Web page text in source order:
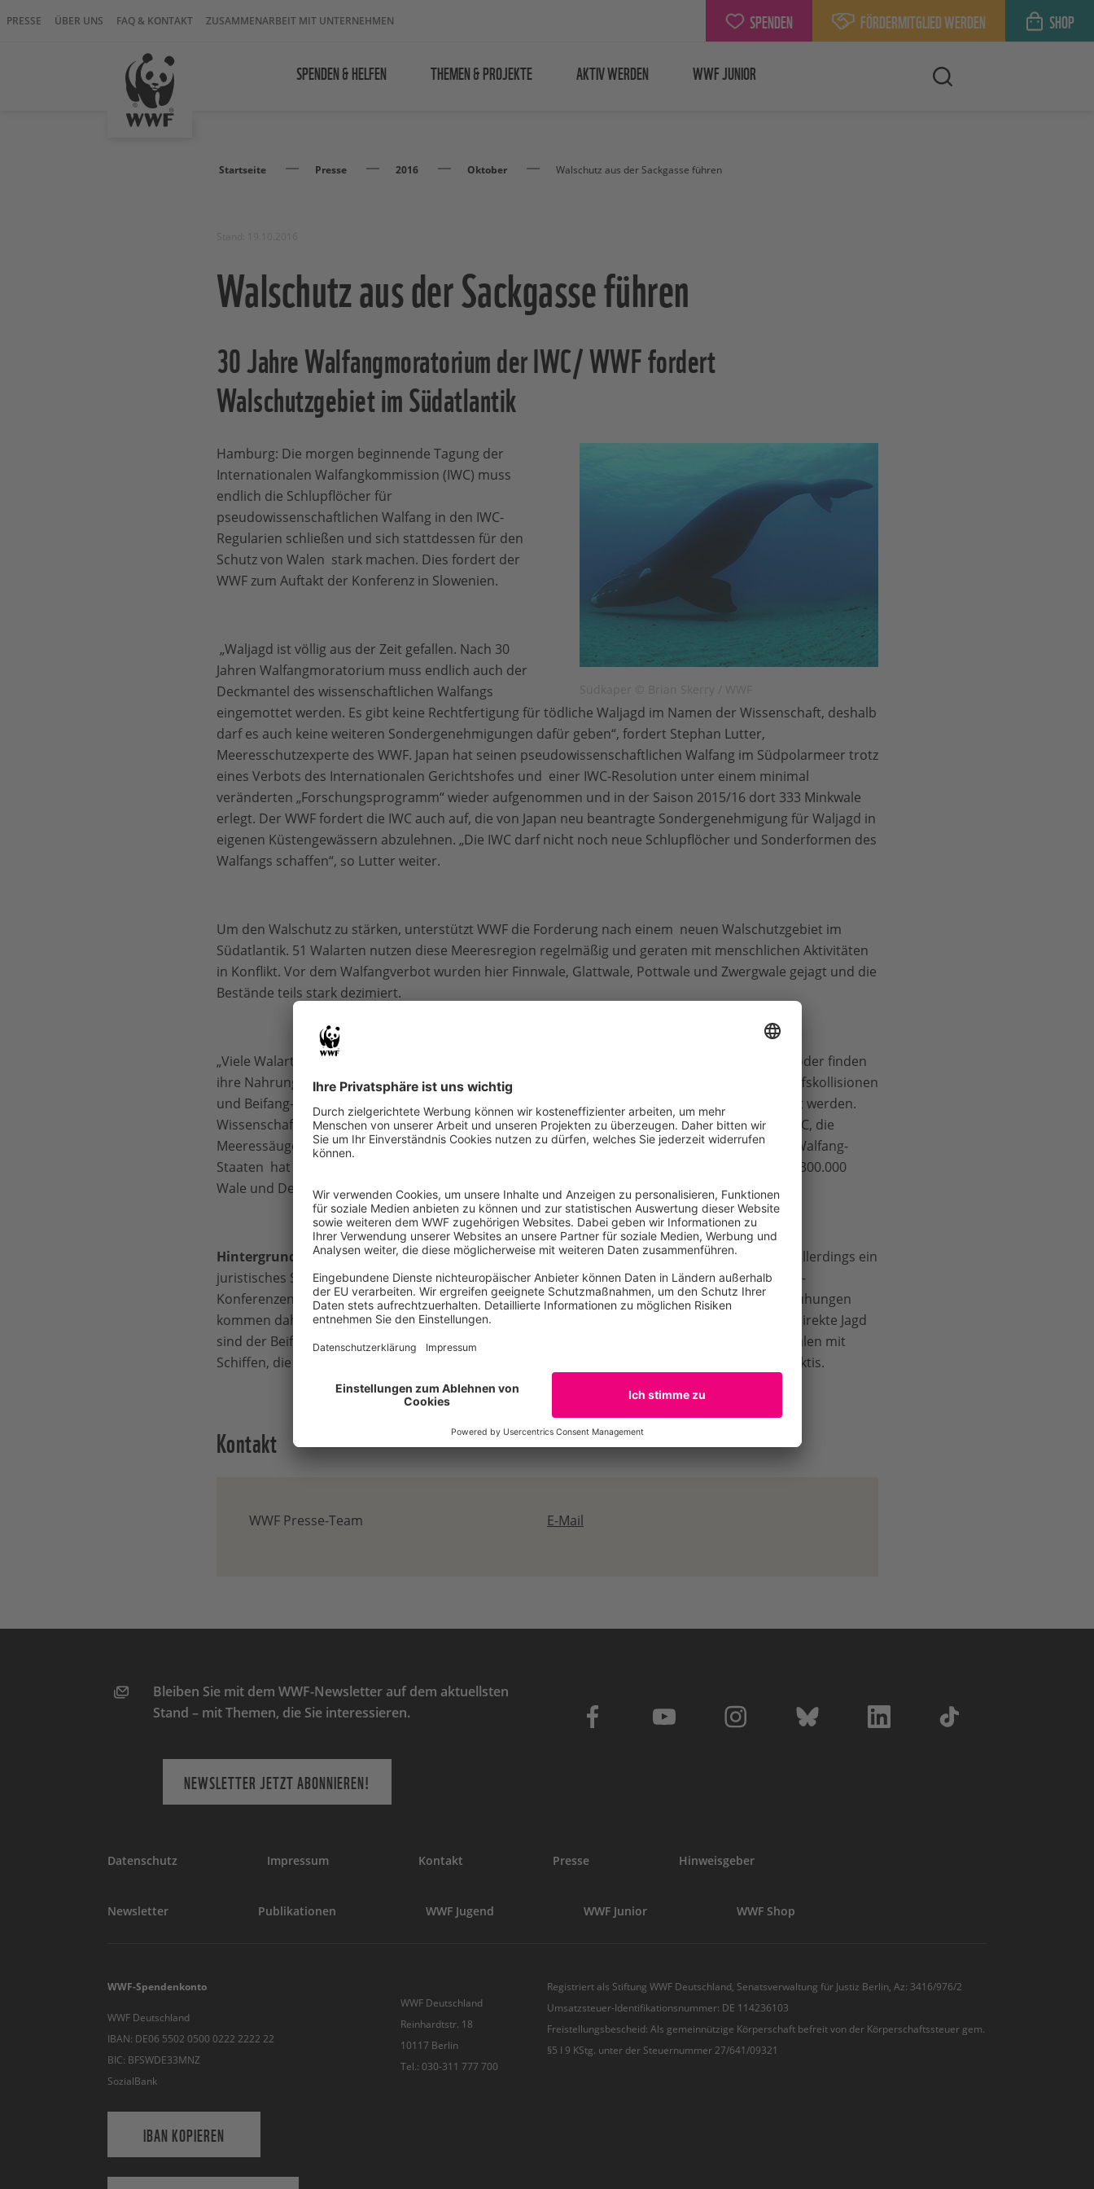
PRESSE ÜBER UNS FAQ & KONTAKT ZUSAMMENARBEIT MIT UNTERNEHMEN SPENDEN FÖRDERMITGLIED WERDEN SHOP
SPENDEN & HELFEN THEMEN & PROJEKTE AKTIV WERDEN WWF JUNIOR
Startseite Presse 2016 Oktober Walschutz aus der Sackgasse führen
Walschutz aus der Sackgasse führen
30 Jahre Walfangmoratorium der IWC/ WWF fordert
Walschutzgebiet im Südatlantik
Hamburg: Die morgen beginnende Tagung der
Internationalen Walfangkommission (IWC) muss
endlich die Schlupflöcher für
pseudowissenschaftlichen Walfang in den IWC-
Regularien schließen und sich stattdessen für den
Schutz von Walen stark machen. Dies fordert der
WWF zum Auftakt der Konferenz in Slowenien.
„Waljagd ist völlig aus der Zeit gefallen. Nach 30
Jahren Walfangmoratorium muss endlich auch der
Deckmantel des wissenschaftlichen Walfangs
eingemottet werden. Es gibt keine Rechtfertigung für tödliche Waljagd im Namen der Wissenschaft, deshalb
darf es auch keine weiteren Sondergenehmigungen dafür geben“, fordert Stephan Lutter,
Meeresschutzexperte des WWF. Japan hat seinen pseudowissenschaftlichen Walfang im Südpolarmeer trotz
eines Verbots des Internationalen Gerichtshofes und einer IWC-Resolution unter einem minimal
veränderten „Forschungsprogramm“ wieder aufgenommen und in der Saison 2015/16 dort 333 Minkwale
erlegt. Der WWF fordert die IWC auch auf, die von Japan neu beantragte Sondergenehmigung für Waljagd in
eigenen Küstengewässern abzulehnen. „Die IWC darf nicht noch neue Schlupflöcher und Sonderformen des
Walfangs schaffen“, so Lutter weiter.
Um den Walschutz zu stärken, unterstützt WWF die Forderung nach einem neuen Walschutzgebiet im
Südatlantik. 51 Walarten nutzen diese Meeresregion regelmäßig und geraten mit menschlichen Aktivitäten
in Konflikt. Vor dem Walfangverbot wurden hier Finnwale, Glattwale, Pottwale und Zwergwale gejagt und die
Bestände teils stark dezimiert.
„Viele Walarten nutzen den Südatlantik regelmäßig auf ihren Wanderungen, zur Fortpflanzung oder finden
ihre Nahrung in diesen Gewässern. Die allgegenwärtigen Hauptbedrohungen für Wale wie Schiffskollisionen
und Beifang-Tod in der Fischerei müssen in solch vielfrequentierten Regionen endlich minimiert werden.
Wissenschaftlichen Segen haben die Schutzpläne bereits, es hängt am politischen Willen der IWC, die
Meeressäuger zu schützen“, sagt WWF-Meeresschutzexperte Lutter. Eine Minderheit von Pro-Walfang-
Staaten hat das Schutzgebiet bisher verhindert. Der WWF weist darauf hin, dass jährlich bis zu 300.000
Wale und Delfine als Beifang in Fischernetzen sterben.
Hintergrund
: Seit 1986 ist es verboten, Großwale kommerziell zu jagen. Vor allem Japan nutzt allerdings ein
juristisches Schlupfloch und tötet Wale aus angeblich wissenschaftlichen Gründen. Auf den IWC-
Konferenzen blockieren sich Befürworter und Gegner des Walfangs seit Jahren. Die Schutzbemühungen
kommen daher – wenn überhaupt – im Schneckentempo voran. Noch problematischer als die direkte Jagd
sind der Beifang von Kleinwalen und Delphinen durch die Fischereiindustrie, Kollisionen von Walen mit
Schiffen, die Lärmbelastung der Ozeane oder der Abbau von Bodenschätzen, wie etwa in der Arktis.
Kontakt
WWF Presse-Team E-Mail
Bleiben Sie mit dem WWF-Newsletter auf dem aktuellsten
Stand – mit Themen, die Sie interessieren.
NEWSLETTER JETZT ABONNIEREN!
Datenschutz Impressum Kontakt Presse Hinweisgeber
Newsletter Publikationen WWF Jugend WWF Junior WWF Shop
WWF-Spendenkonto
WWF Deutschland
IBAN: DE06 5502 0500 0222 2222 22
BIC: BFSWDE33MNZ
SozialBank
IBAN KOPIEREN
WWF Deutschland
Reinhardtstr. 18
10117 Berlin
Tel.: 030-311 777 700
Registriert als Stiftung WWF Deutschland, Senatsverwaltung für Justiz Berlin, Az: 3416/976/2
Umsatzsteuer-Identifikationsnummer: DE 114236103
Freistellungsbescheid: Als gemeinnützige Körperschaft befreit von der Körperschaftssteuer gem.
§5 I 9 KStg. unter der Steuernummer 27/641/09321